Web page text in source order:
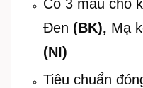
Có 3 mầu cho
Đen (BK), Mạ
(NI)
Tiêu chuẩn